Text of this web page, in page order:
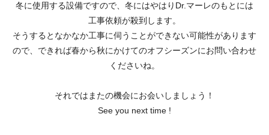
冬に使用する設備ですので、冬にはやはりDr.マーレのもとには
工事依頼が殺到します。
そうするとなかなか工事に伺うことができない可能性があります
ので、できれば春から秋にかけてのオフシーズンにお問い合わせ
くださいね。
それではまたの機会にお会いしましょう！
See you next time !